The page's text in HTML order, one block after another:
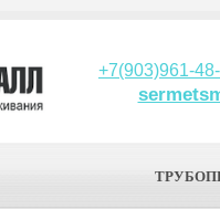
+7(903)961-